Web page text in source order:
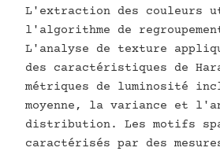
L'extraction des couleurs
l'algorithme de
L'analyse de texture
des caractéristiques de
métriques de luminosité
moyenne, la variance et
distribution. Les motifs
caractérisés par des